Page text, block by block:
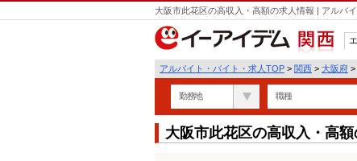
大阪市此花区の高収入・高額の求人情報 | アルバ
関西
アルバイト・バイト・求人TOP > 関西 > 大阪府 >
勤務地 職種
大阪市此花区の高収入・高